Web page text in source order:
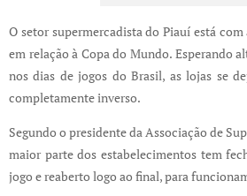
O setor supermercadista do Piauí está
em relação à Copa do Mundo. Esperando
nos dias de jogos do Brasil, as lojas se
completamente inverso.
Segundo o presidente da Associação de
maior parte dos estabelecimentos tem
jogo e reaberto logo ao final, para